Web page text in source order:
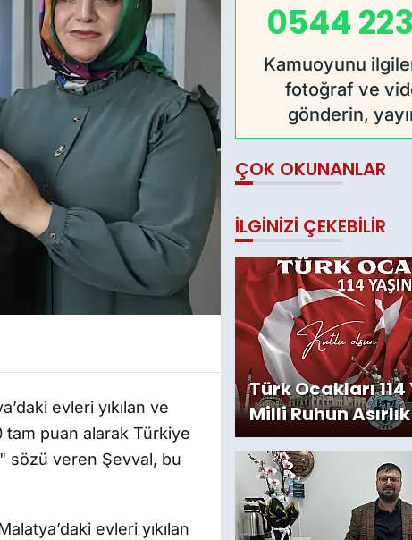
evleri yıkılan ve
tam puan alarak Türkiye
sözü veren Şevval, bu
evleri yıkılan
0544
Kamuoyunu
fotoğraf ve
gönderin,
ÇOK OKUNANLAR
İLGINIZI ÇEKEBILIR
Türk Ocakları 114
Milli Ruhun